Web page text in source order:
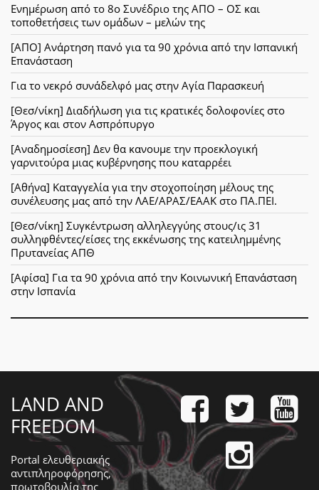
Ενημέρωση από το 8ο Συνέδριο της ΑΠΟ – ΟΣ και
τοποθετήσεις των ομάδων – μελών της
[ΑΠΟ] Ανάρτηση πανό για τα 90 χρόνια από την Ισπανική
Επανάσταση
Για το νεκρό συνάδελφό μας στην Αγία Παρασκευή
[Θεσ/νίκη] Διαδήλωση για τις κρατικές δολοφονίες στο
Άργος και στον Ασπρόπυργο
[Αναδημοσίεση] Δεν θα κανουμε την προεκλογική
γαρνιτούρα μιας κυβέρνησης που καταρρέει
[Αθήνα] Καταγγελία για την στοχοποίηση μέλους της
συνέλευσης μας από την ΛΑΕ/ΑΡΑΣ/ΕΑΑΚ στο ΠΑ.ΠΕΙ.
[Θεσ/νίκη] Συγκέντρωση αλληλεγγύης στους/ις 31
συλληφθέντες/είσες της εκκένωσης της κατειλημμένης
Πρυτανείας ΑΠΘ
[Αφίσα] Για τα 90 χρόνια από την Κοινωνική Επανάσταση
στην Ισπανία
LAND AND
FREEDOM
Portal ελευθεριακής
αντιπληροφόρησης,
πρωτοβουλία της